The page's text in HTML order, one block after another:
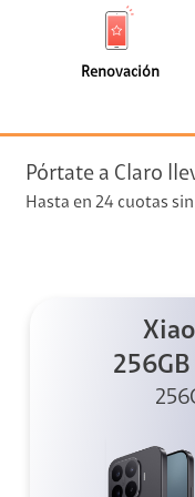
+ Telefonía
streaming
de
faceta
Renovación
(0)
Pórtate a Claro
Hasta en 24 cuotas
256GB
+